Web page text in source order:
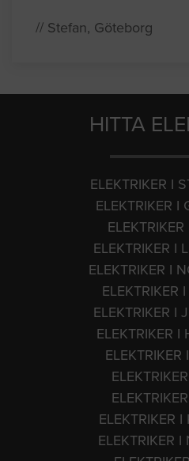
// Stefan, Göteborg
HITTA
ELEKTRIKER I
ELEKTRIKER I
ELEKTRIKER I
ELEKTRIKER I
ELEKTRIKER
ELEKTRIKER I
ELEKTRIKER I
ELEKTRIKER
ELEKTRIKER
ELEKTRIKER